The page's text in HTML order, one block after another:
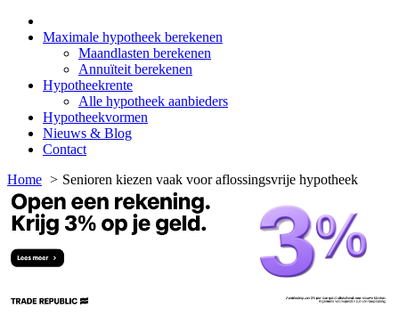
Maximale hypotheek berekenen
Maandlasten berekenen
Annuïteit berekenen
Hypotheekrente
Alle hypotheek aanbieders
Hypotheekvormen
Nieuws & Blog
Contact
Home
Senioren kiezen vaak voor aflossingsvrije hypotheek